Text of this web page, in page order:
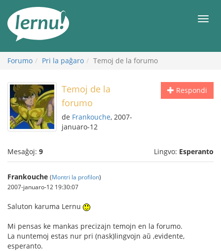
enhavo
Forumo Pri la paĝaro Temoj de la forumo
Respondi
Temoj de la
forumo
de Frankouche, 2007-
januaro-12
Mesaĝoj: 9 Lingvo: Esperanto
Frankouche (Montri la profilon)
2007-januaro-12 19:30:07
Saluton karuma Lernu
Mi pensas ke mankas precizajn temojn en la forumo.
La nuntemoj estas nur pri (nask)lingvojn aŭ ,evidente,
esperanto.